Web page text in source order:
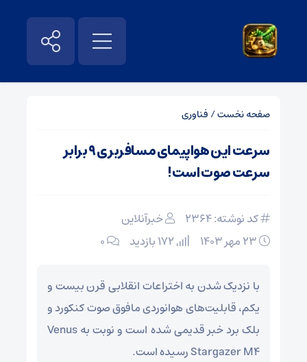
صفحه نخست/ فناوری
سرعت این هواپیمای مسافربری ۹ برابر
سرعت صوت است!
کد نوشته: 2364
خبرآنلاین
۰
با نزدیک شدن به اختراعات انقلابی قرن بیست و
یکم، قابلیت‌های هوانوردی مافوق صوت کنکورد و
بلک برد خبر قدیمی شده است و نوبت به Venus
Stargazer M۴ رسیده است.